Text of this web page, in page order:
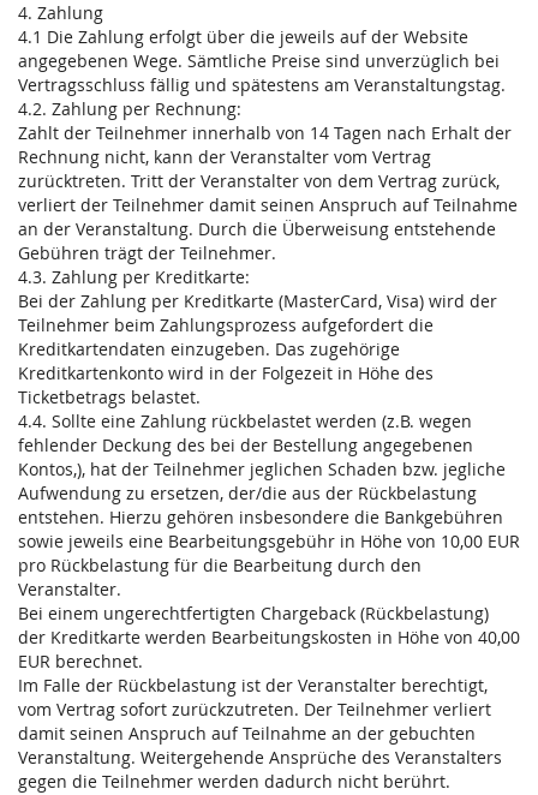
4. Zahlung
4.1 Die Zahlung erfolgt über die jeweils auf der Website
angegebenen Wege. Sämtliche Preise sind unverzüglich bei
Vertragsschluss fällig und spätestens am Veranstaltungstag.
4.2. Zahlung per Rechnung:
Zahlt der Teilnehmer innerhalb von 14 Tagen nach Erhalt der
Rechnung nicht, kann der Veranstalter vom Vertrag
zurücktreten. Tritt der Veranstalter von dem Vertrag zurück,
verliert der Teilnehmer damit seinen Anspruch auf Teilnahme
an der Veranstaltung. Durch die Überweisung entstehende
Gebühren trägt der Teilnehmer.
4.3. Zahlung per Kreditkarte:
Bei der Zahlung per Kreditkarte (MasterCard, Visa) wird der
Teilnehmer beim Zahlungsprozess aufgefordert die
Kreditkartendaten einzugeben. Das zugehörige
Kreditkartenkonto wird in der Folgezeit in Höhe des
Ticketbetrags belastet.
4.4. Sollte eine Zahlung rückbelastet werden (z.B. wegen
fehlender Deckung des bei der Bestellung angegebenen
Kontos,), hat der Teilnehmer jeglichen Schaden bzw. jegliche
Aufwendung zu ersetzen, der/die aus der Rückbelastung
entstehen. Hierzu gehören insbesondere die Bankgebühren
sowie jeweils eine Bearbeitungsgebühr in Höhe von 10,00 EUR
pro Rückbelastung für die Bearbeitung durch den
Veranstalter.
Bei einem ungerechtfertigten Chargeback (Rückbelastung)
der Kreditkarte werden Bearbeitungskosten in Höhe von 40,00
EUR berechnet.
Im Falle der Rückbelastung ist der Veranstalter berechtigt,
vom Vertrag sofort zurückzutreten. Der Teilnehmer verliert
damit seinen Anspruch auf Teilnahme an der gebuchten
Veranstaltung. Weitergehende Ansprüche des Veranstalters
gegen die Teilnehmer werden dadurch nicht berührt.